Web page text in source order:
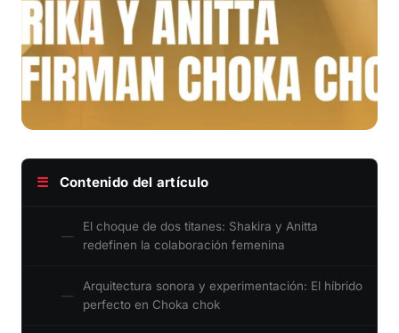
☰ Contenido del artículo
El choque de dos titanes: Shakira y Anitta
redefinen la colaboración femenina
Arquitectura sonora y experimentación: El híbrido
perfecto en Choka chok